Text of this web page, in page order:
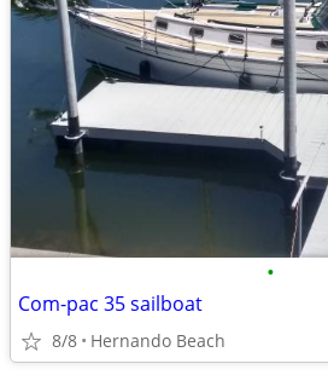
•
Com-pac 35 sailboat
8/8 Hernando Beach